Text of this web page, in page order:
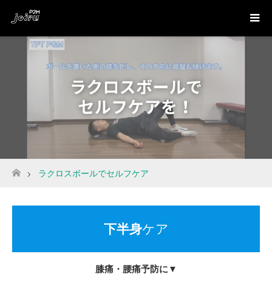
ホーム
ラクロスボールでセルフケア
下半身ケア
膝痛・腰痛予防に▼